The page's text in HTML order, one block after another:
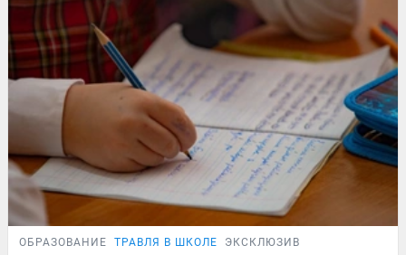
ОБРАЗОВАНИЕ ТРАВЛЯ В ШКОЛЕ ЭКСКЛЮЗИВ